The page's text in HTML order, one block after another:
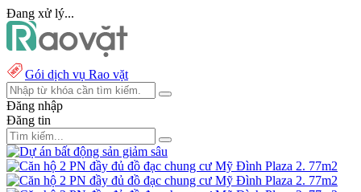
Đang xử lý...
Gói dịch vụ Rao vặt
Đăng nhập
Đăng tin